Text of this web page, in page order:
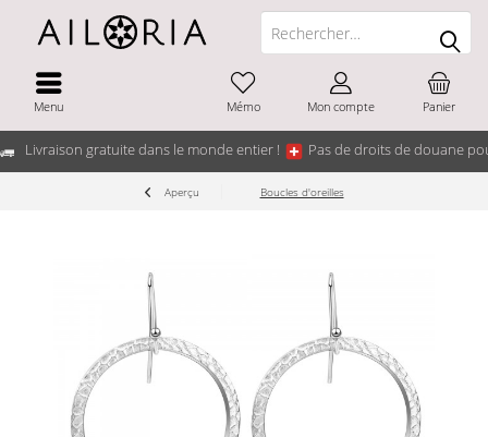
Livraison gratuite dans le monde entier ! Pas de droits de douane
Menu Panier
Mémo Mon compte
Aperçu Boucles d'oreilles